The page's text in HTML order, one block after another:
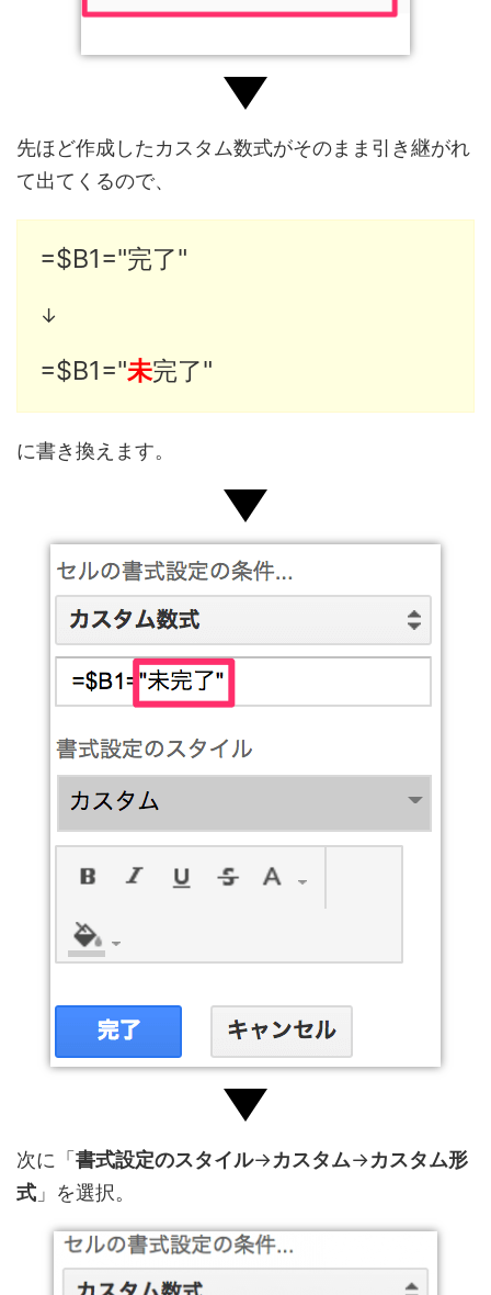
先ほど作成したカスタム数式がそのまま引き継がれ
て出てくるので、
=$B1="完了"
↓
=$B1="未完了"
に書き換えます。
次に「 書式設定のスタイル→カスタム→カスタム形
式 」を選択。